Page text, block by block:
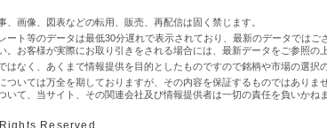
画像、図表などの転用、販売、再配信は固く禁じます。
ート等のデータは最低30分遅れで表示されており、最新のデータでは
。お客様が実際にお取り引きをされる場合には、最新データをご参照の
はなく、あくまで情報提供を目的としたものですので銘柄や市場の選択
ついては万全を期しておりますが、その内容を保証するものではありま
いて、当サイト、その関連会社及び情報提供者は一切の責任を負いかねま
Reserved.